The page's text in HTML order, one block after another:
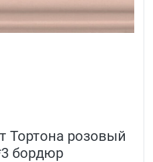
Тортона розовый
бордюр